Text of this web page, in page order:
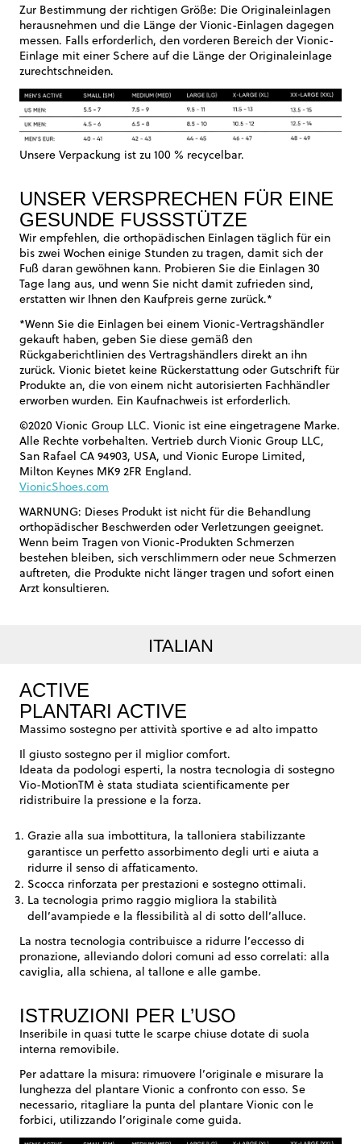
Zur Bestimmung der richtigen Größe: Die Originaleinlagen
herausnehmen und die Länge der Vionic-Einlagen dagegen
messen. Falls erforderlich, den vorderen Bereich der Vionic-
Einlage mit einer Schere auf die Länge der Originaleinlage
zurechtschneiden.
Unsere Verpackung ist zu 100 % recycelbar.
UNSER VERSPRECHEN FÜR EINE
GESUNDE FUSSSTÜTZE
Wir empfehlen, die orthopädischen Einlagen täglich für ein
bis zwei Wochen einige Stunden zu tragen, damit sich der
Fuß daran gewöhnen kann. Probieren Sie die Einlagen 30
Tage lang aus, und wenn Sie nicht damit zufrieden sind,
erstatten wir Ihnen den Kaufpreis gerne zurück.*
*Wenn Sie die Einlagen bei einem Vionic-Vertragshändler
gekauft haben, geben Sie diese gemäß den
Rückgaberichtlinien des Vertragshändlers direkt an ihn
zurück. Vionic bietet keine Rückerstattung oder Gutschrift für
Produkte an, die von einem nicht autorisierten Fachhändler
erworben wurden. Ein Kaufnachweis ist erforderlich.
©2020 Vionic Group LLC. Vionic ist eine eingetragene Marke.
Alle Rechte vorbehalten. Vertrieb durch Vionic Group LLC,
San Rafael CA 94903, USA, und Vionic Europe Limited,
Milton Keynes MK9 2FR England.
VionicShoes.com
WARNUNG: Dieses Produkt ist nicht für die Behandlung
orthopädischer Beschwerden oder Verletzungen geeignet.
Wenn beim Tragen von Vionic-Produkten Schmerzen
bestehen bleiben, sich verschlimmern oder neue Schmerzen
auftreten, die Produkte nicht länger tragen und sofort einen
Arzt konsultieren.
ITALIAN
ACTIVE
PLANTARI ACTIVE
Massimo sostegno per attività sportive e ad alto impatto
Il giusto sostegno per il miglior comfort.
Ideata da podologi esperti, la nostra tecnologia di sostegno
Vio-MotionTM è stata studiata scientificamente per
ridistribuire la pressione e la forza.
Grazie alla sua imbottitura, la talloniera stabilizzante
garantisce un perfetto assorbimento degli urti e aiuta a
ridurre il senso di affaticamento.
Scocca rinforzata per prestazioni e sostegno ottimali.
La tecnologia primo raggio migliora la stabilità
dell’avampiede e la flessibilità al di sotto dell’alluce.
La nostra tecnologia contribuisce a ridurre l’eccesso di
pronazione, alleviando dolori comuni ad esso correlati: alla
caviglia, alla schiena, al tallone e alle gambe.
ISTRUZIONI PER L’USO
Inseribile in quasi tutte le scarpe chiuse dotate di suola
interna removibile.
Per adattare la misura: rimuovere l’originale e misurare la
lunghezza del plantare Vionic a confronto con esso. Se
necessario, ritagliare la punta del plantare Vionic con le
forbici, utilizzando l’originale come guida.